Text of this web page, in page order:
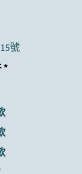
號
*